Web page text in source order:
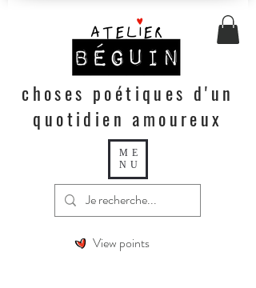
ME
NU
choses poétiques d'un
quotidien amoureux
View points